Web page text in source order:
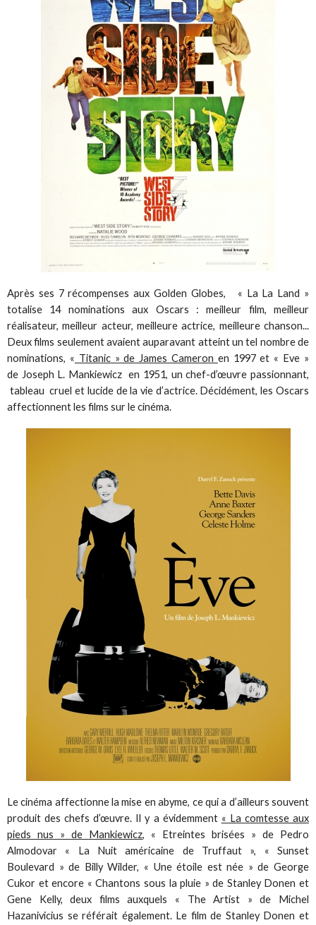
Après ses 7 récompenses aux Golden Globes, « La La Land »
totalise 14 nominations aux Oscars : meilleur film, meilleur
réalisateur, meilleur acteur, meilleure actrice, meilleure chanson...
Deux films seulement avaient auparavant atteint un tel nombre de
nominations, « Titanic » de James Cameron en 1997 et « Eve »
de Joseph L. Mankiewicz en 1951, un chef-d’œuvre passionnant,
tableau cruel et lucide de la vie d’actrice. Décidément, les Oscars
affectionnent les films sur le cinéma.
Le cinéma affectionne la mise en abyme, ce qui a d’ailleurs souvent
produit des chefs d’œuvre. Il y a évidemment « La comtesse aux
pieds nus » de Mankiewicz, « Etreintes brisées » de Pedro
Almodovar « La Nuit américaine de Truffaut », « Sunset
Boulevard » de Billy Wilder, « Une étoile est née » de George
Cukor et encore « Chantons sous la pluie » de Stanley Donen et
Gene Kelly, deux films auxquels « The Artist » de Michel
Hazanivicius se référait également. Le film de Stanley Donen et